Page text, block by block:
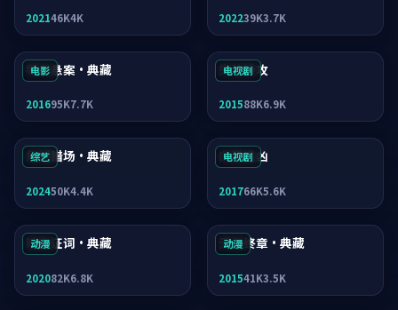
202146K4K 202239K3.7K
电影
零号悬案·典藏
201695K7.7K
电视剧
失控特攻
201588K6.9K
综艺
危城猎场·典藏
202450K4.4K
电视剧
白昼追凶
201766K5.6K
动漫
暗夜证词·典藏
202082K6.8K
动漫
无名终章·典藏
201541K3.5K